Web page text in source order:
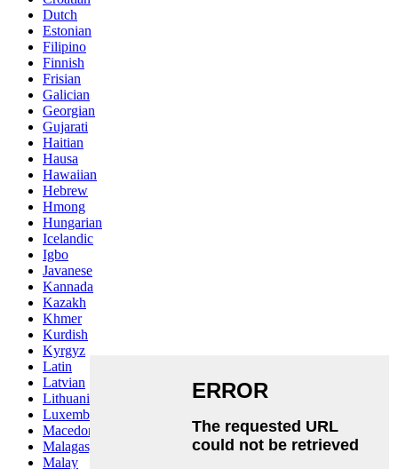
Dutch
Estonian
Filipino
Finnish
Frisian
Galician
Georgian
Gujarati
Haitian
Hausa
Hawaiian
Hebrew
Hmong
Hungarian
Icelandic
Igbo
Javanese
Kannada
Kazakh
Khmer
Kurdish
Kyrgyz
Latin
Latvian
Lithuanian
Luxembou..
Macedonian
Malagasy
Malay